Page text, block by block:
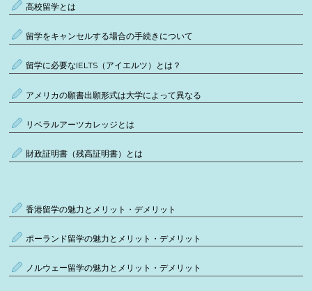
高校留学とは
留学をキャンセルする場合の手続きについて
留学に必要なIELTS（アイエルツ）とは？
アメリカの願書出願形式は大学によって異なる
リベラルアーツカレッジとは
財政証明書（残高証明書）とは
香港留学の魅力とメリット・デメリット
ポーランド留学の魅力とメリット・デメリット
ノルウェー留学の魅力とメリット・デメリット